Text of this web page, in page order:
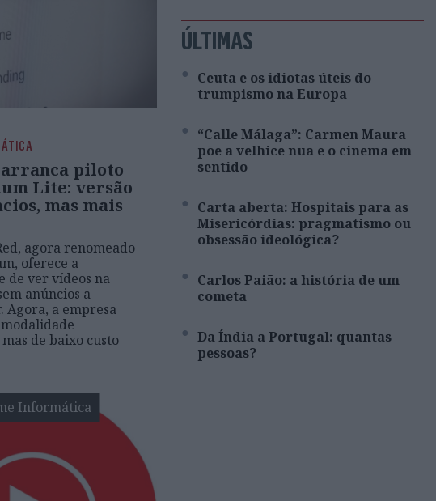
arranca piloto
Lite: versão
mas mais
agora renomeado
oferece a
de ver vídeos na
anúncios a
a empresa
de baixo custo
Informática
ÚLTIMAS
Ceuta e os idiotas úteis do
trumpismo na Europa
“Calle Málaga”: Carmen Maura
põe a velhice nua e o cinema em
sentido
Carta aberta: Hospitais para as
Misericórdias: pragmatismo ou
obsessão ideológica?
Carlos Paião: a história de um
cometa
Da Índia a Portugal: quantas
pessoas?